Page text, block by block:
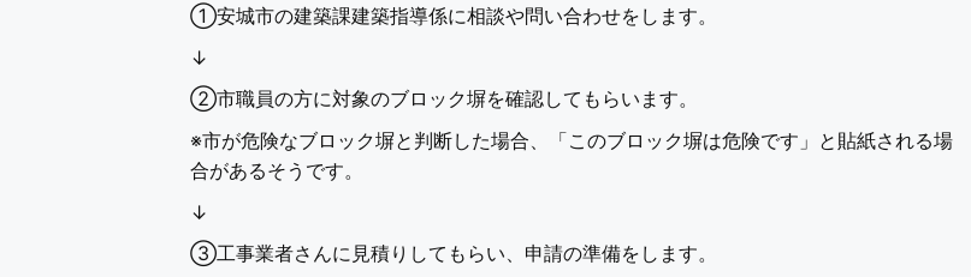
①安城市の建築課建築指導係に相談や問い合わせをします。
↓
②市職員の方に対象のブロック塀を確認してもらいます。
※市が危険なブロック塀と判断した場合、「このブロック塀は危険です」と貼紙される場
合があるそうです。
↓
③工事業者さんに見積りしてもらい、申請の準備をします。